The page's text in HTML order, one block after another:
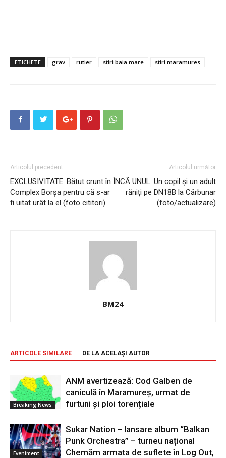
ETICHETE grav rutier stiri baia mare stiri maramures
Articolul precedent
EXCLUSIVITATE: Bătut crunt în
Complex Borșa pentru că s-ar
fi uitat urât la el (foto cititori)
Articolul următor
ÎNCĂ UNUL: Un copil și un adult
răniți pe DN18B la Cărbunar
(foto/actualizare)
BM24
ARTICOLE SIMILARE DE LA ACELAȘI AUTOR
Breaking News
ANM avertizează: Cod Galben de
caniculă în Maramureș, urmat de
furtuni și ploi torențiale
Eveniment
Sukar Nation – lansare album “Balkan
Punk Orchestra” – turneu național
Chemăm armata de suflete în Log Out,